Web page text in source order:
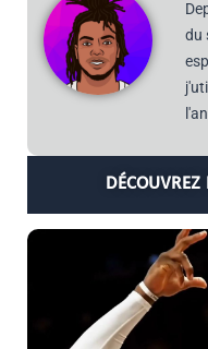
du
DÉCOUVREZ